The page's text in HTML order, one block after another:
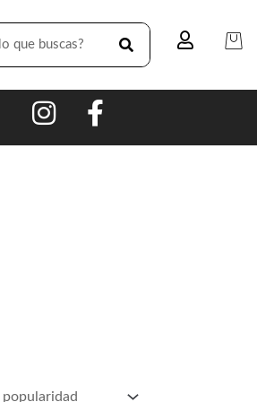
SEARCH